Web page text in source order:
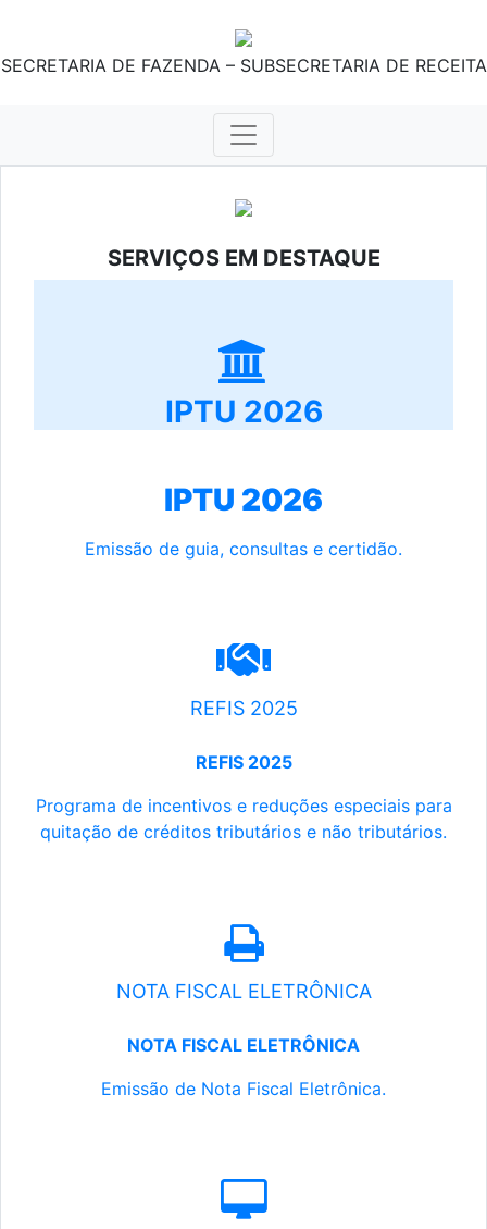
SECRETARIA DE FAZENDA – SUBSECRETARIA DE RECEITA
SERVIÇOS EM DESTAQUE
IPTU 2026
IPTU 2026
Emissão de guia, consultas e certidão.
REFIS 2025
REFIS 2025
Programa de incentivos e reduções especiais para
quitação de créditos tributários e não tributários.
NOTA FISCAL ELETRÔNICA
NOTA FISCAL ELETRÔNICA
Emissão de Nota Fiscal Eletrônica.